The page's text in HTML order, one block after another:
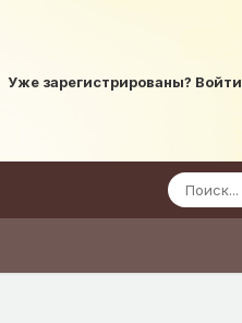
Уже зарегистрированы? Войти